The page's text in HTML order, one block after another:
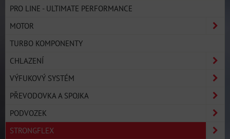
PRO LINE - ULTIMATE PERFORMANCE
MOTOR
TURBO KOMPONENTY
CHLAZENÍ
VÝFUKOVÝ SYSTÉM
PŘEVODOVKA A SPOJKA
PODVOZEK
STRONGFLEX